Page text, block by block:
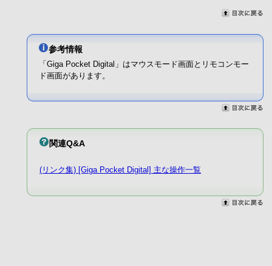
参考情報
「Giga Pocket Digital」はマウスモード画面とリモコンモー
ド画面があります。
関連Q&A
(リンク集) [Giga Pocket Digital] 主な操作一覧